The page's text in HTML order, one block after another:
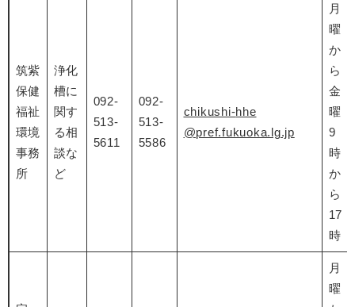
筑紫
保健
福祉
環境
事務
所
浄化
槽に
関す
る相
談な
ど
092-
513-
5611
092-
513-
5586
chikushi-hhe
@pref.fukuoka.lg.jp
月
曜
か
ら
金
曜
9
時
か
ら
17
時
月
曜